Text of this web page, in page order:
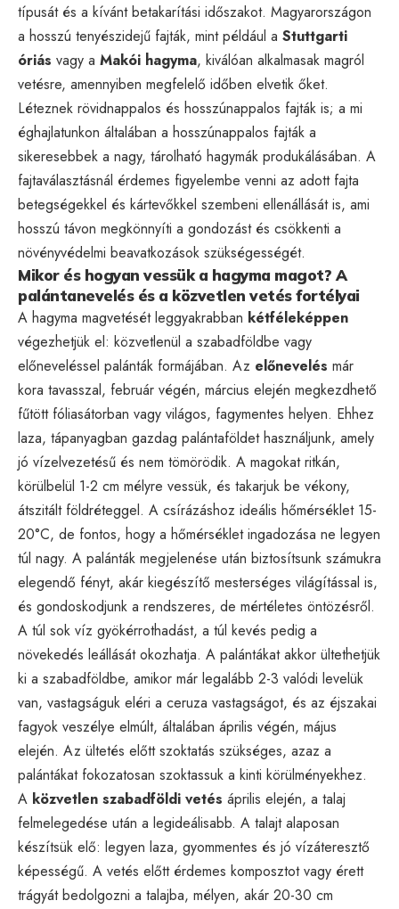
típusát és a kívánt betakarítási időszakot. Magyarországon
a hosszú tenyészidejű fajták, mint például a Stuttgarti
óriás vagy a Makói hagyma, kiválóan alkalmasak magról
vetésre, amennyiben megfelelő időben elvetik őket.
Léteznek rövidnappalos és hosszúnappalos fajták is; a mi
éghajlatunkon általában a hosszúnappalos fajták a
sikeresebbek a nagy, tárolható hagymák produkálásában. A
fajtaválasztásnál érdemes figyelembe venni az adott fajta
betegségekkel és kártevőkkel szembeni ellenállását is, ami
hosszú távon megkönnyíti a gondozást és csökkenti a
növényvédelmi beavatkozások szükségességét.
Mikor és hogyan vessük a hagyma magot? A
palántanevelés és a közvetlen vetés fortélyai
A hagyma magvetését leggyakrabban kétféleképpen
végezhetjük el: közvetlenül a szabadföldbe vagy
előneveléssel palánták formájában. Az előnevelés már
kora tavasszal, február végén, március elején megkezdhető
fűtött fóliasátorban vagy világos, fagymentes helyen. Ehhez
laza, tápanyagban gazdag palántaföldet használjunk, amely
jó vízelvezetésű és nem tömörödik. A magokat ritkán,
körülbelül 1-2 cm mélyre vessük, és takarjuk be vékony,
átszitált földréteggel. A csírázáshoz ideális hőmérséklet 15-
20°C, de fontos, hogy a hőmérséklet ingadozása ne legyen
túl nagy. A palánták megjelenése után biztosítsunk számukra
elegendő fényt, akár kiegészítő mesterséges világítással is,
és gondoskodjunk a rendszeres, de mértéletes öntözésről.
A túl sok víz gyökérrothadást, a túl kevés pedig a
növekedés leállását okozhatja. A palántákat akkor ültethetjük
ki a szabadföldbe, amikor már legalább 2-3 valódi levelük
van, vastagságuk eléri a ceruza vastagságot, és az éjszakai
fagyok veszélye elmúlt, általában április végén, május
elején. Az ültetés előtt szoktatás szükséges, azaz a
palántákat fokozatosan szoktassuk a kinti körülményekhez.
A közvetlen szabadföldi vetés április elején, a talaj
felmelegedése után a legideálisabb. A talajt alaposan
készítsük elő: legyen laza, gyommentes és jó vízáteresztő
képességű. A vetés előtt érdemes komposztot vagy érett
trágyát bedolgozni a talajba, mélyen, akár 20-30 cm